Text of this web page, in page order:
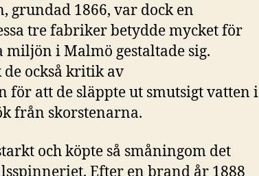
grundad 1866, var dock en
tre fabriker betydde mycket för
i Malmö gestaltade sig.
också kritik av
för att de släppte ut smutsigt vatten i
från skorstenarna.
och köpte så småningom det
Efter en brand år 1888